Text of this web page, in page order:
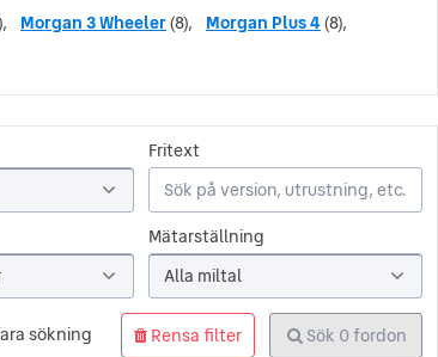
Morgan 3 Wheeler(8), Morgan Plus 4 (8),
Fritext
Mätarställning
Alla miltal
sökning Rensa filter Sök 0 fordon